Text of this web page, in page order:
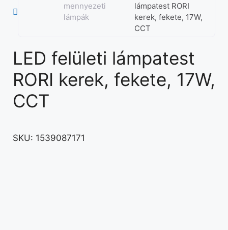
mennyezeti
lámpák
lámpatest RORI
kerek, fekete, 17W,
CCT
LED felületi lámpatest
RORI kerek, fekete, 17W,
CCT
SKU: 1539087171